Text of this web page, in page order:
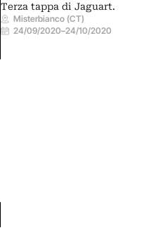
Terza tappa di Jaguart.
Misterbianco (CT)
24/09/2020–24/10/2020